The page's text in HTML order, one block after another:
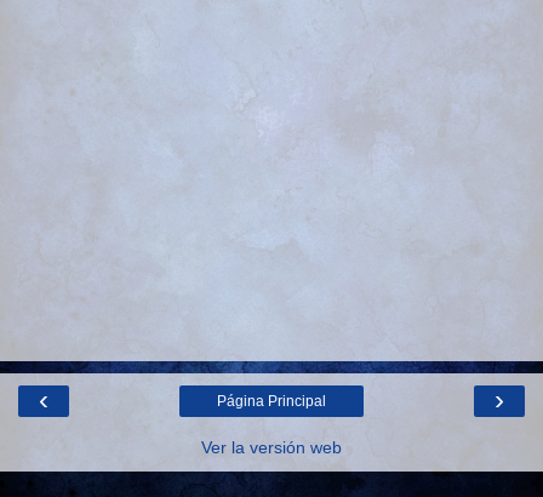
‹ ›
Página Principal
Ver la versión web